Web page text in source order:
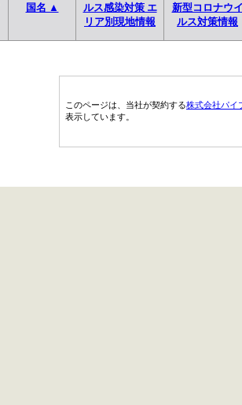
国名 ▲
ルス感染対策 エ
リア別現地情報
新型コロナウ
ルス対策情報
このページは、当社が契約する株式会社パイ
表示しています。